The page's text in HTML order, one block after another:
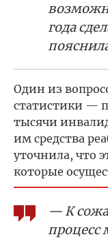
года
Один из
статистики —
тысячи
им средства
уточнила, что
которые
— К